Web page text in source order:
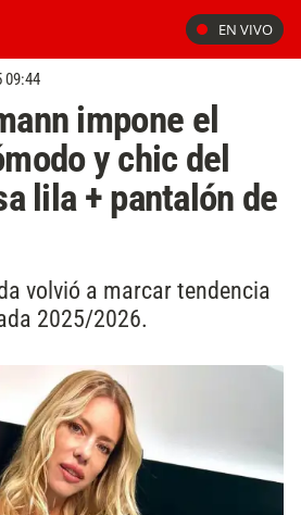
EN VIVO
09:44
impone el
y chic del
lila + pantalón de
volvió a marcar tendencia
2025/2026.